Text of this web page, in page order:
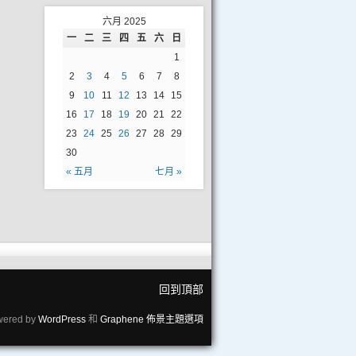
六月 2025
一
二 三 四 五 六 日
« 五月 七月 »
1
2
3 4 5 6 7
8
9
10 11 12 13 14
15
16
17 18 19 20 21
22
23
24 25 26 27 28 29
30
回到頂部
by WordPress 和 Graphene 佈景主題選項